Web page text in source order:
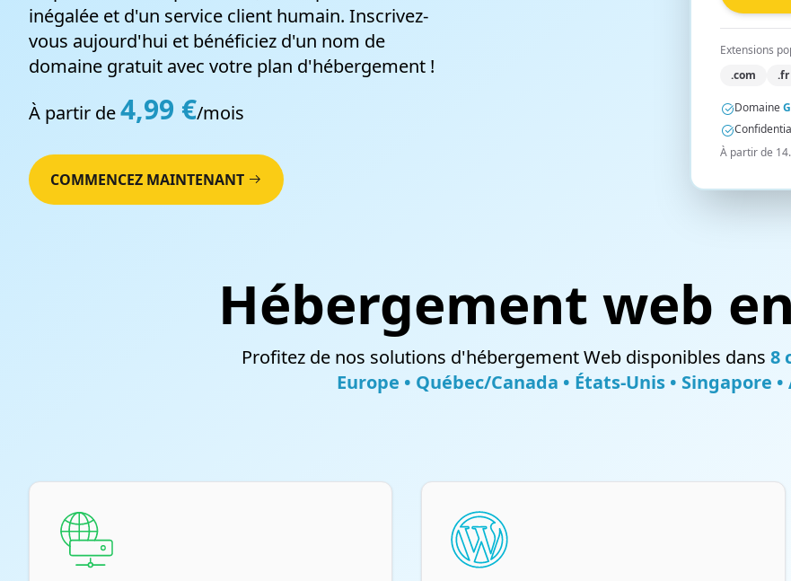
Site piraté ?
Nous nettoyons votre site et le sécurisons
Hébergement de courriels
La solution parfaite pour des comptes de
courriels personnalisés
Noms de domaine
visiteurs
inégalée et d'un service client humain. Inscrivez-
vous aujourd'hui et bénéficiez d'un nom de
domaine gratuit avec votre plan d'hébergement !
À partir de4,99 €/mois
COMMENCEZ MAINTENANT
Extensions
.com
.fr
Domaine
À partir de
Hébergement web
Profitez de nos solutions d'hébergement Web disponibles dans 8
Europe • Québec/Canada • États-Unis • Singapore